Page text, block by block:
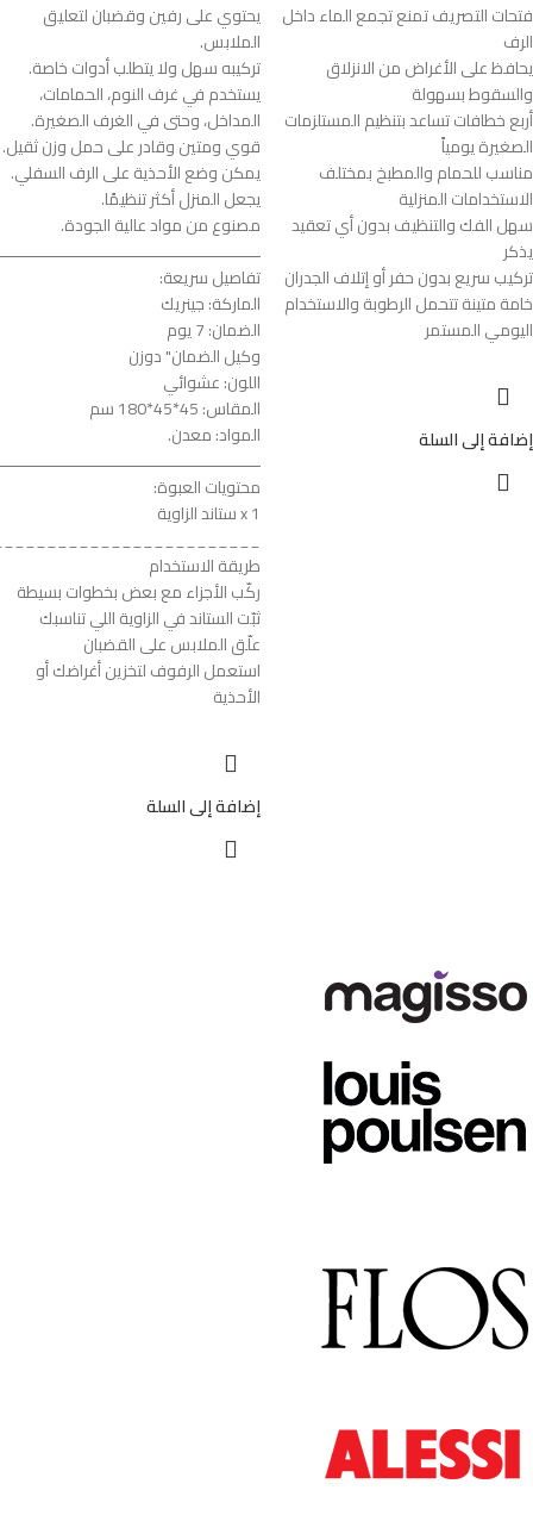
فتحات التصريف تمنع تجمع الماء داخل
الرف
يحافظ على الأغراض من الانزلاق
والسقوط بسهولة
أربع خطافات تساعد بتنظيم المستلزمات
الصغيرة يومياً
مناسب للحمام والمطبخ بمختلف
الاستخدامات المنزلية
سهل الفك والتنظيف بدون أي تعقيد
يذكر
تركيب سريع بدون حفر أو إتلاف الجدران
خامة متينة تتحمل الرطوبة والاستخدام
اليومي المستمر
إضافة إلى السلة
يحتوي على رفين وقضبان لتعليق
الملابس.
تركيبه سهل ولا يتطلب أدوات خاصة.
يستخدم في غرف النوم، الحمامات،
المداخل، وحتى في الغرف الصغيرة.
قوي ومتين وقادر على حمل وزن ثقيل.
يمكن وضع الأحذية على الرف السفلي.
يجعل المنزل أكثر تنظيمًا.
مصنوع من مواد عالية الجودة.
تفاصيل سريعة:
الماركة: جينريك
الضمان: 7 يوم
وكيل الضمان" دوزن
اللون: عشوائي
المقاس: 45*45*180 سم
المواد: معدن.
محتويات العبوة:
1 x ستاند الزاوية
طريقة الاستخدام
ركّب الأجزاء مع بعض بخطوات بسيطة
ثبّت الستاند في الزاوية اللي تناسبك
علّق الملابس على القضبان
استعمل الرفوف لتخزين أغراضك أو
الأحذية
إضافة إلى السلة